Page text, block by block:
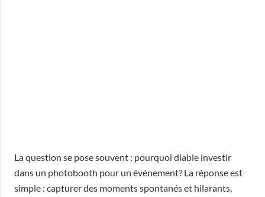
La question se pose souvent : pourquoi diable investir
dans un photobooth pour un événement? La réponse est
simple : capturer des moments spontanés et hilarants,